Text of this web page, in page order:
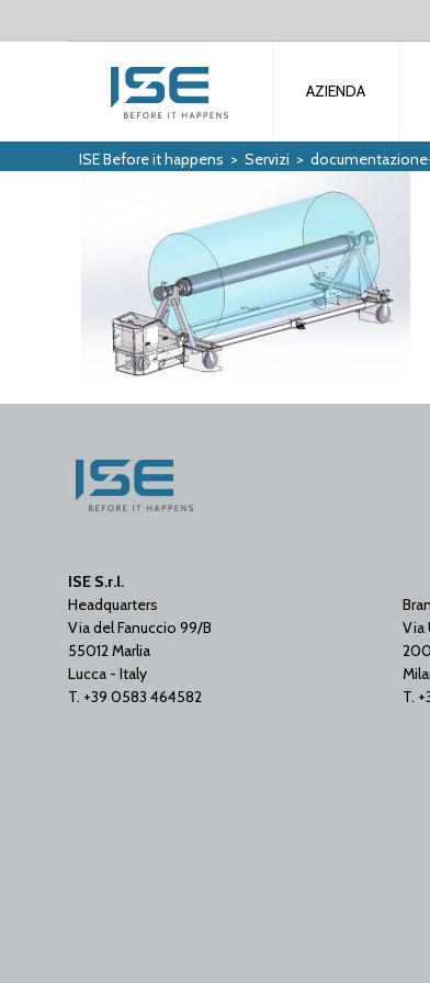
AZIENDA
ISE Before it happens > Servizi >
ISE S.r.l.
Headquarters
Via del Fanuccio 99/B
55012 Marlia
Lucca - Italy
T. +39 0583 464582
Via
T.